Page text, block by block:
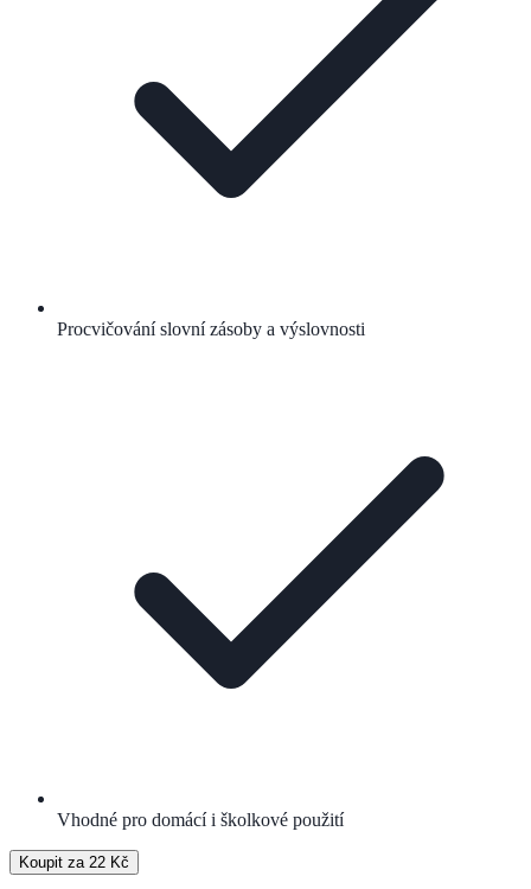
Procvičování slovní zásoby a výslovnosti
Vhodné pro domácí i školkové použití
Koupit za 22 Kč